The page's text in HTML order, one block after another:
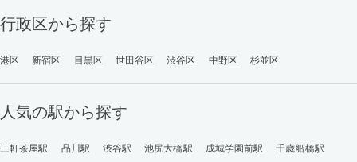
行政区から探す
港区 新宿区 目黒区 世田谷区 渋谷区 中野区 杉並区
人気の駅から探す
三軒茶屋駅 品川駅 渋谷駅 池尻大橋駅 成城学園前駅
千歳船橋駅